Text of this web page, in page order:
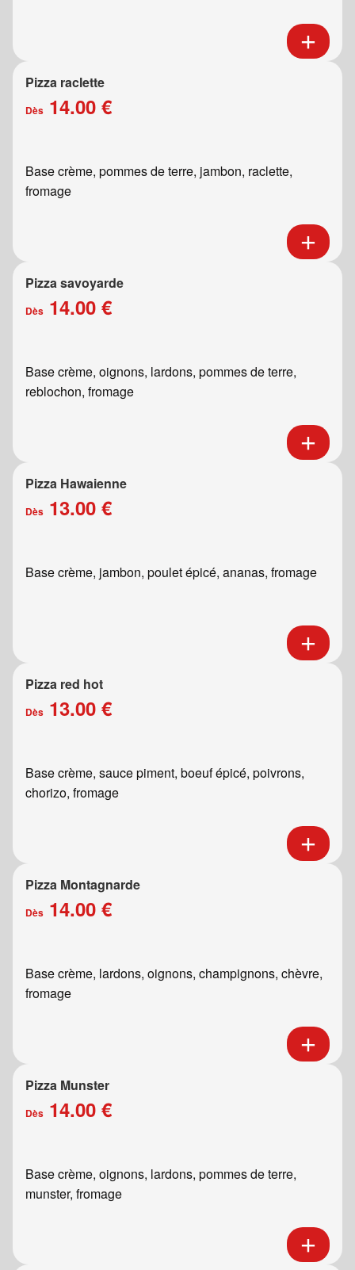
Pizza raclette
Dès 14.00 €
Base crème, pommes de terre, jambon, raclette,
fromage
Pizza savoyarde
Dès 14.00 €
Base crème, oignons, lardons, pommes de terre,
reblochon, fromage
Pizza Hawaienne
Dès 13.00 €
Base crème, jambon, poulet épicé, ananas, fromage
Pizza red hot
Dès 13.00 €
Base crème, sauce piment, boeuf épicé, poivrons,
chorizo, fromage
Pizza Montagnarde
Dès 14.00 €
Base crème, lardons, oignons, champignons, chèvre,
fromage
Pizza Munster
Dès 14.00 €
Base crème, oignons, lardons, pommes de terre,
munster, fromage